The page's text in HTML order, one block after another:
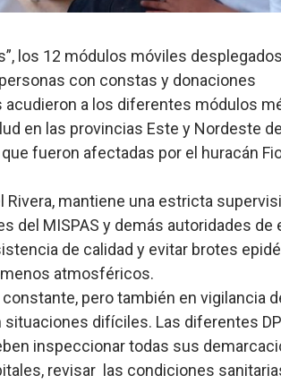
se forman como agentes “Todo el
“Compromiso Ambiental 2.0”
y Obispado de la Provincia Santo
ganadores de Premios Anuales
de las Américas se reúnen
reconocido por sus cuatro décadas de
los 12 módulos móviles
con constas y donaciones
acudieron a los diferentes módulos
en las provincias Este y Nordeste
fueron afectadas por el huracán
Rivera, mantiene una estricta
del MISPAS y demás autoridades de
de calidad y evitar brotes
atmosféricos.
pero también en vigilancia
difíciles. Las diferentes
inspeccionar todas sus
revisar las condiciones